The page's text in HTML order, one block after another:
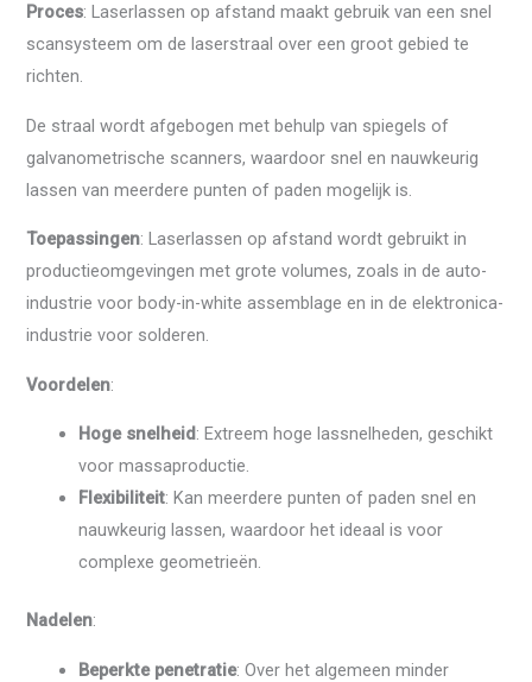
Proces: Laserlassen op afstand maakt gebruik van een snel
scansysteem om de laserstraal over een groot gebied te
richten.
De straal wordt afgebogen met behulp van spiegels of
galvanometrische scanners, waardoor snel en nauwkeurig
lassen van meerdere punten of paden mogelijk is.
Toepassingen: Laserlassen op afstand wordt gebruikt in
productieomgevingen met grote volumes, zoals in de auto-
industrie voor body-in-white assemblage en in de elektronica-
industrie voor solderen.
Voordelen:
Hoge snelheid : Extreem hoge lassnelheden, geschikt
voor massaproductie.
Flexibiliteit: Kan meerdere punten of paden snel en
nauwkeurig lassen, waardoor het ideaal is voor
complexe geometrieën.
Nadelen:
Beperkte penetratie: Over het algemeen minder